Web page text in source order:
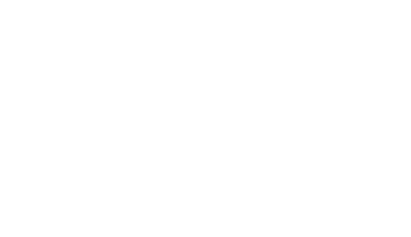
data-page="1" data-max-